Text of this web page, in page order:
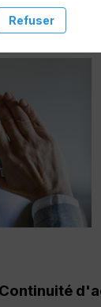
Continuité
Refuser